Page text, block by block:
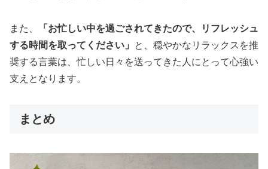
また、
「お忙しい中を過ごされてきたので、リフレッシュ
する時間を取ってください」
と、穏やかなリラックスを推
奨する言葉は、忙しい日々を送ってきた人にとって心強い
支えとなります。
まとめ